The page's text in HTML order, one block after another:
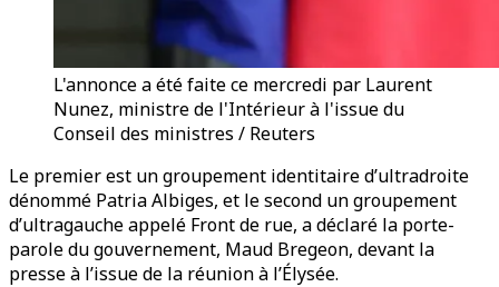
L'annonce a été faite ce mercredi par Laurent
Nunez, ministre de l'Intérieur à l'issue du
Conseil des ministres / Reuters
Le premier est un groupement identitaire d’ultradroite
dénommé Patria Albiges, et le second un groupement
d’ultragauche appelé Front de rue, a déclaré la porte-
parole du gouvernement, Maud Bregeon, devant la
presse à l’issue de la réunion à l’Élysée.